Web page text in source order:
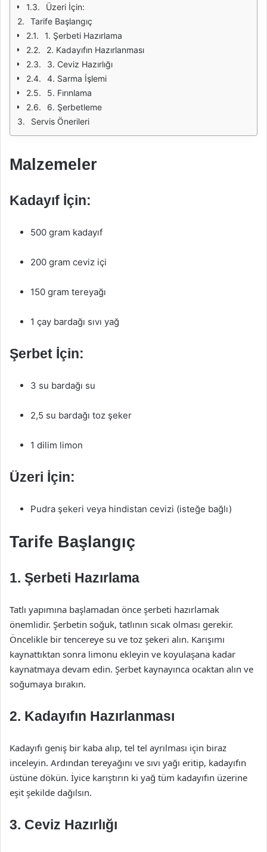
Üzeri İçin:
Tarife Başlangıç
1. Şerbeti Hazırlama
2. Kadayıfın Hazırlanması
3. Ceviz Hazırlığı
4. Sarma İşlemi
5. Fırınlama
6. Şerbetleme
Servis Önerileri
Malzemeler
Kadayıf İçin:
500 gram kadayıf
200 gram ceviz içi
150 gram tereyağı
1 çay bardağı sıvı yağ
Şerbet İçin:
3 su bardağı su
2,5 su bardağı toz şeker
1 dilim limon
Üzeri İçin:
Pudra şekeri veya hindistan cevizi (isteğe bağlı)
Tarife Başlangıç
1. Şerbeti Hazırlama
Tatlı yapımına başlamadan önce şerbeti hazırlamak
önemlidir. Şerbetin soğuk, tatlının sıcak olması gerekir.
Öncelikle bir tencereye su ve toz şekeri alın. Karışımı
kaynattıktan sonra limonu ekleyin ve koyulaşana kadar
kaynatmaya devam edin. Şerbet kaynayınca ocaktan alın ve
soğumaya bırakın.
2. Kadayıfın Hazırlanması
Kadayıfı geniş bir kaba alıp, tel tel ayrılması için biraz
inceleyin. Ardından tereyağını ve sıvı yağı eritip, kadayıfın
üstüne dökün. İyice karıştırın ki yağ tüm kadayıfın üzerine
eşit şekilde dağılsın.
3. Ceviz Hazırlığı